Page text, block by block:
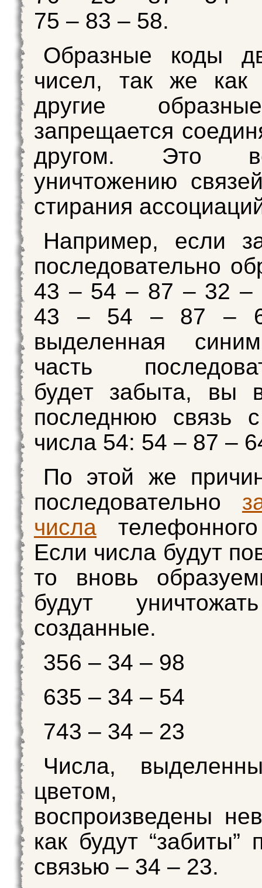
75 – 83 – 58.
Образные коды
чисел, так же
другие
запрещается
другом. Это
уничтожению
стирания
Например, если
последовательно
43 – 54 – 87 – 32 –
43 – 54 – 87 –
выделенная
часть
будет забыта, вы
последнюю связь
числа 54: 54 – 87 –
По этой же
последовательно
числа
Если числа будут
то вновь
будут
созданные.
356 – 34 – 98
635 – 34 – 54
743 – 34 – 23
Числа,
цветом,
воспроизведены
как будут “забиты”
связью – 34 – 23.